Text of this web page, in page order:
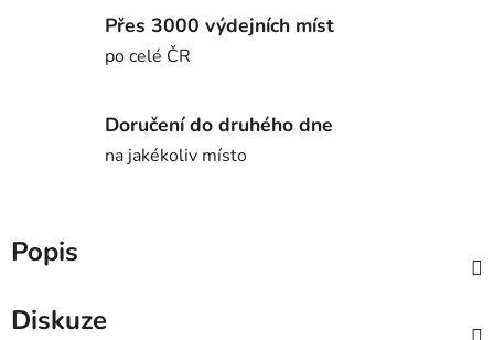
Přes 3000 výdejních míst
po celé ČR
Doručení do druhého dne
na jakékoliv místo
Popis
Diskuze